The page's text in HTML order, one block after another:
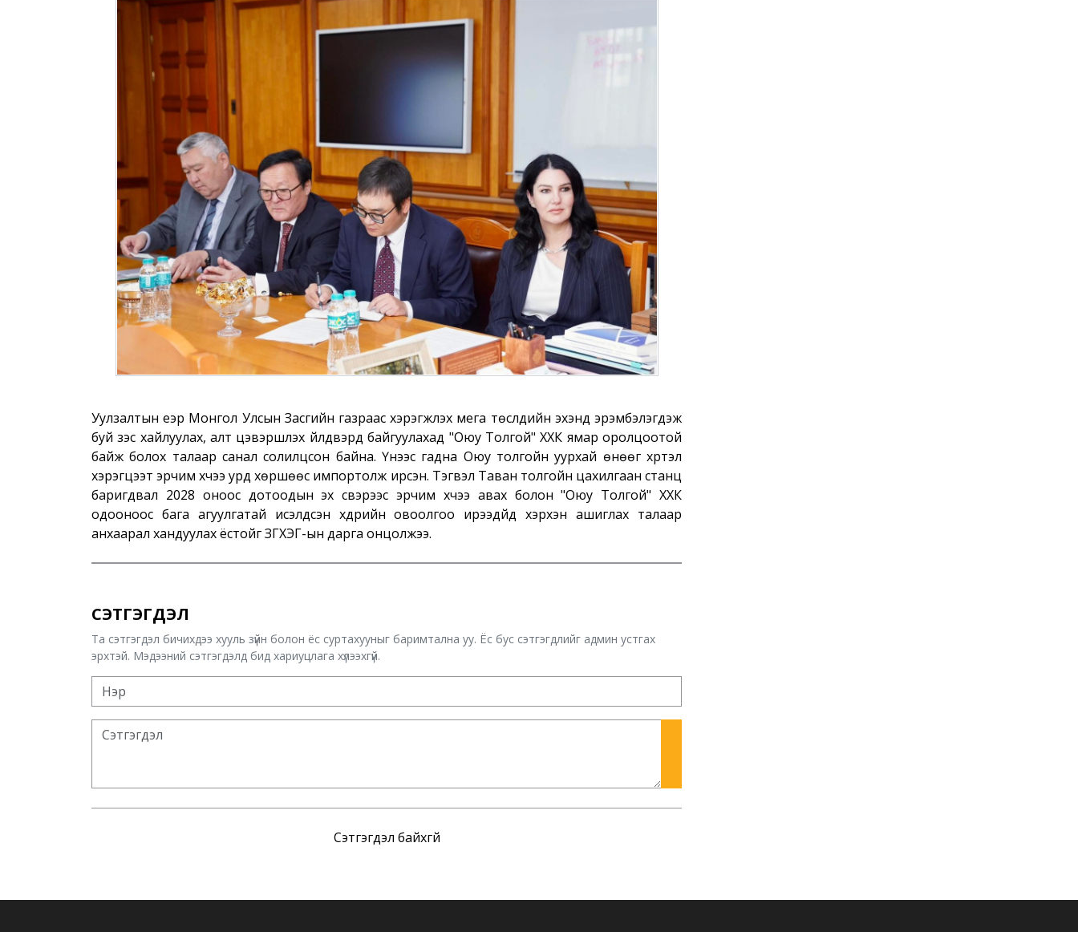
Уулзалтын үеэр Монгол Улсын Засгийн газраас хэрэгжүүлэх мега төслүүдийн эхэнд эрэмбэлэгдэж
буй зэс хайлуулах, алт цэвэршүүлэх үйлдвэрүүд байгуулахад "Оюу Толгой" ХХК ямар оролцоотой
байж болох талаар санал солилцсон байна. Үүнээс гадна Оюу толгойн уурхай өнөөг хүртэл
хэрэгцээт эрчим хүчээ урд хөршөөс импортолж ирсэн. Тэгвэл Таван толгойн цахилгаан станц
баригдвал 2028 оноос дотоодын эх үүсвэрээс эрчим хүчээ авах болон "Оюу Толгой" ХХК
одооноос бага агуулгатай исэлдсэн хүдрийн овоолгоо ирээдүйд хэрхэн ашиглах талаар
анхаарал хандуулах ёстойг ЗГХЭГ-ын дарга онцолжээ.
СЭТГЭГДЭЛ
Та сэтгэгдэл бичихдээ хууль зүйн болон ёс суртахууныг баримтална уу. Ёс бус сэтгэгдлийг админ устгах
эрхтэй. Мэдээний сэтгэгдэлд бид хариуцлага хүлээхгүй.
Сэтгэгдэл байхгүй